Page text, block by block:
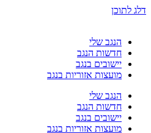
דלג לתוכן
הנגב שלי
חדשות הנגב
יישובים בנגב
מועצות אזוריות בנגב
הנגב שלי
חדשות הנגב
יישובים בנגב
מועצות אזוריות בנגב